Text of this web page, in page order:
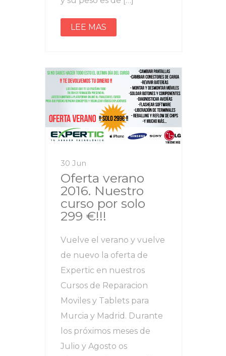
LEE MAS
30 Jun
Oferta verano
2016. Nuestro
curso por solo
299 €!!!
Vuelve el verano y vuelve
de nuevo la oferta de
Expertic en nuestros
Cursos de Reparacion
Moviles y Tablets para
Murcia y Madrid. Durante
los próximos meses de
Julio y Agosto os